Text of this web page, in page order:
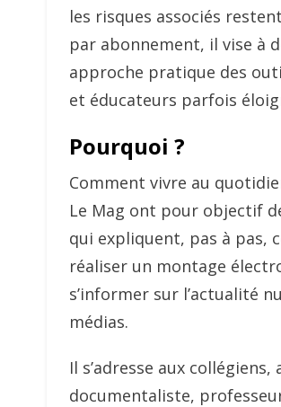
les risques associés
par abonnement, il vise à
approche pratique des
et éducateurs parfois
Pourquoi ?
Comment vivre au
Le Mag ont pour objectif
qui expliquent, pas à pas,
réaliser un montage
s’informer sur l’actualité
médias.
Il s’adresse aux
documentaliste,